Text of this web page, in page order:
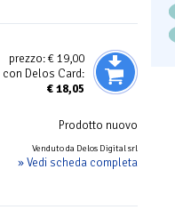
prezzo:€ 19,00
con Delos Card:
€18,05
Prodotto nuovo
Venduto da Delos Digital srl
» Vedi scheda completa